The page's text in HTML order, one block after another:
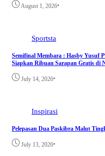
August 1, 2026•
Sportsta
Semifinal Membara : Hasby Yusuf
Siapkan Ribuan Sarapan Gratis di
July 14, 2026•
Inspirasi
Pelepasan Dua Paskibra Malut
July 13, 2026•